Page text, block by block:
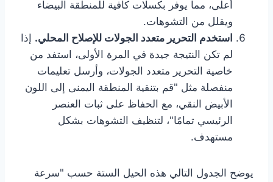
أعلى، مما يوفر بكسلات كافية للمنطقة البيضاء
ويقلل من التشوهات.
استخدم التحرير متعدد الجولات للإصلاح المحلي. إذا
لم تكن النتيجة جيدة في المرة الأولى، استفد من
خاصية التحرير متعدد الجولات، وأرسل تعليمات
منفصلة مثل "قم بتنقية المنطقة اليمنى إلى اللون
الأبيض النقي، مع الحفاظ على ثبات العنصر
الرئيسي تمامًا"، لتنظيف التشوهات بشكل
مستهدف.
يوضح الجدول التالي هذه الحيل الستة حسب "سرعة